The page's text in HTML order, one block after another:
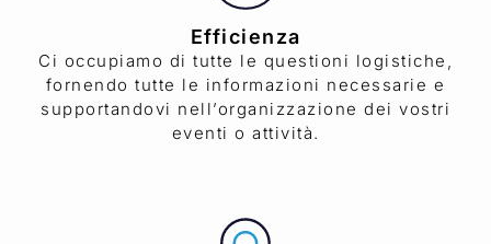
Efficienza
Ci occupiamo di tutte le questioni logistiche,
fornendo tutte le informazioni necessarie e
supportandovi nell’organizzazione dei vostri
eventi o attività.